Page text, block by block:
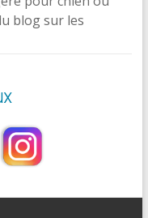
blog sur les